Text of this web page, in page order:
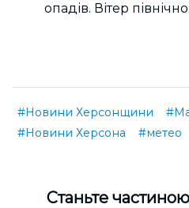
опадів. Вітер
#Новини Херсонщини
#Новини Херсона
#метео
Cтаньте